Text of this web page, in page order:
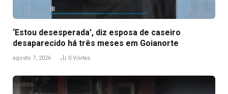
‘Estou desesperada’, diz esposa de caseiro
desaparecido há três meses em Goianorte
agosto 7, 2026 0 Visitas